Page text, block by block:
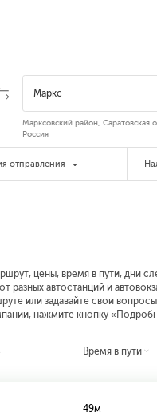
Марксовский район, Саратовская
Россия
отправления
цены, время в пути, дни
разных автостанций и
или задавайте свои
нажмите кнопку
Время в пути
49м